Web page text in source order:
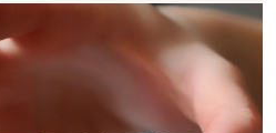
en cas
hypertension
ce que tu peux